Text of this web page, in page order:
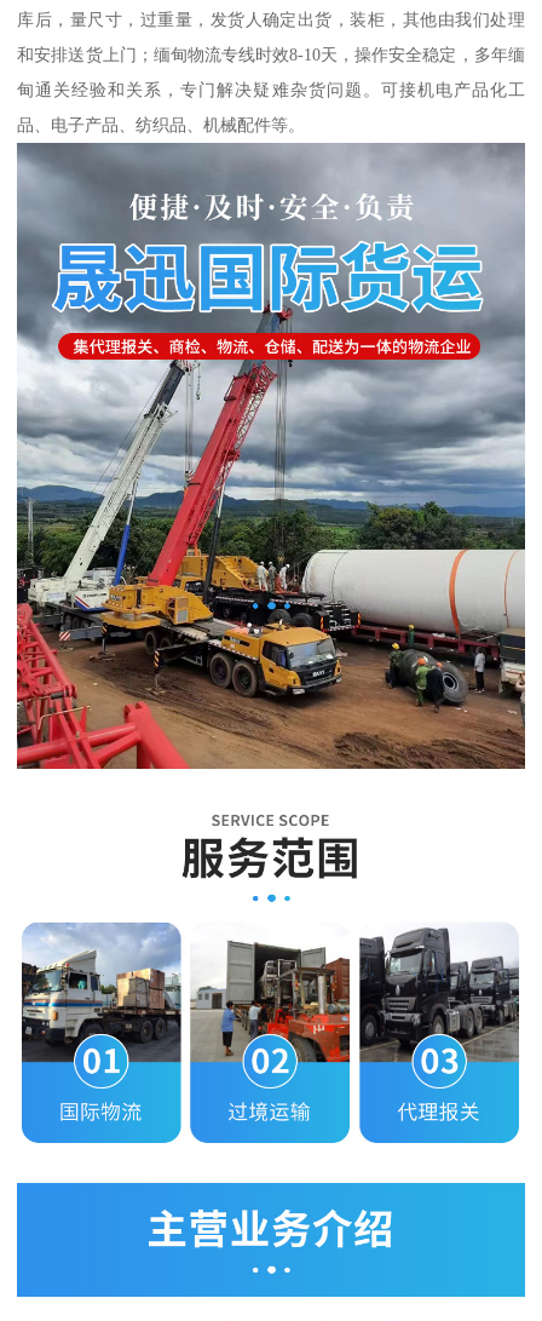
库后，量尺寸，过重量，发货人确定出货，装柜，其他由我们处理
和安排送货上门；缅甸物流专线时效8-10天，操作安全稳定，多年缅
甸通关经验和关系，专门解决疑难杂货问题。可接机电产品化工
品、电子产品、纺织品、机械配件等。